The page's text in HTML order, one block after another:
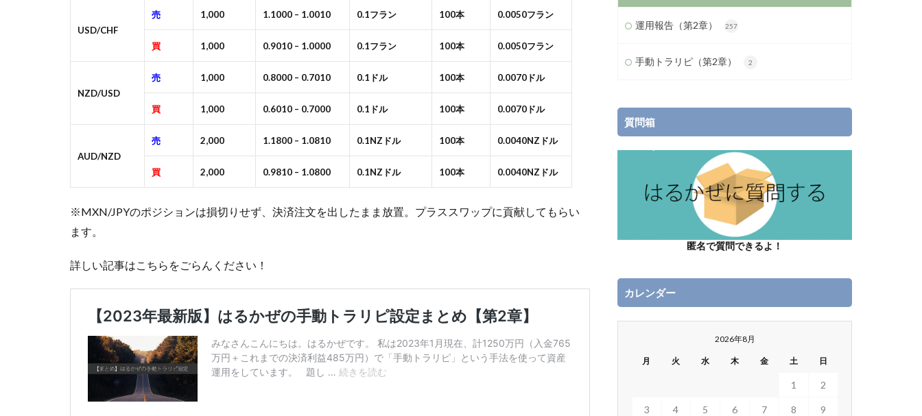
USD/CHF
売 1,000 1.1000 – 1.0010 0.1フラン 100本 0.0050フラン
買 1,000 0.9010 – 1.0000 0.1フラン 100本 0.0050フラン
NZD/USD
売 1,000 0.8000 – 0.7010 0.1ドル 100本 0.0070ドル
買 1,000 0.6010 – 0.7000 0.1ドル 100本 0.0070ドル
AUD/NZD
売 2,000 1.1800 – 1.0810 0.1NZドル 100本 0.0040NZドル
買 2,000 0.9810 – 1.0800 0.1NZドル 100本 0.0040NZドル
※MXN/JPYのポジションは損切りせず、決済注文を出したまま放置。プラススワップに貢献してもらい
ます。
詳しい記事はこちらをごらんください！
運用報告（第2章） 257
手動トラリピ（第2章） 2
質問箱
匿名で質問できるよ！
カレンダー
2026年8月
月 火 水 木 金 土 日
1 2
3 4 5 6 7 8 9